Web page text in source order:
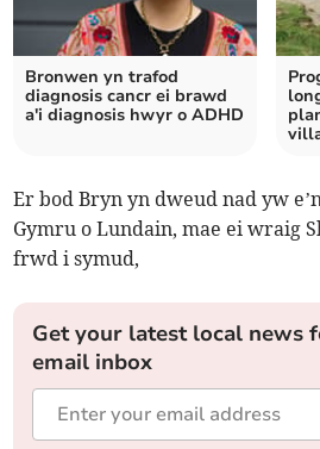
Bronwen yn trafod
diagnosis cancr ei brawd
a'i diagnosis hwyr o ADHD
Er bod Bryn yn dweud nad yw
Gymru o Lundain, mae ei wraig
frwd i symud,
Get your latest local news
email inbox